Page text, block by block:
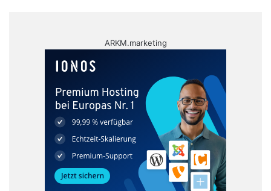
ARKM.marketing